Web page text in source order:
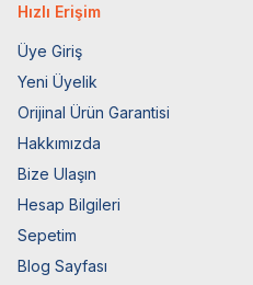
Hızlı Erişim
Üye Giriş
Yeni Üyelik
Orijinal Ürün Garantisi
Hakkımızda
Bize Ulaşın
Hesap Bilgileri
Sepetim
Blog Sayfası